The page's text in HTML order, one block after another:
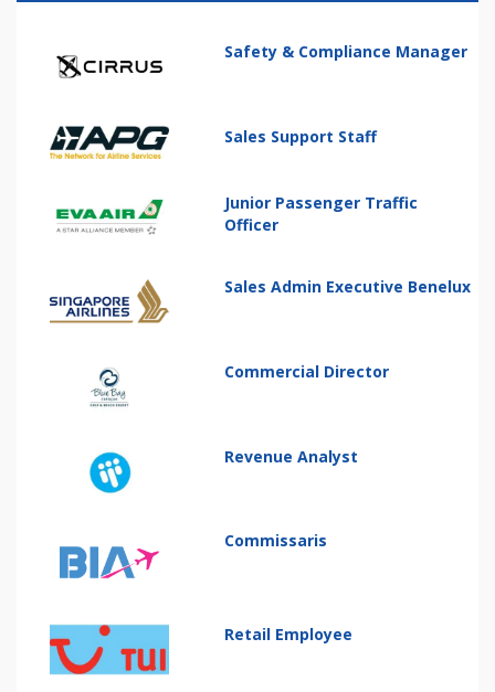
Safety & Compliance Manager
Sales Support Staff
Junior Passenger Traffic
Officer
Sales Admin Executive Benelux
Commercial Director
Revenue Analyst
Commissaris
Retail Employee